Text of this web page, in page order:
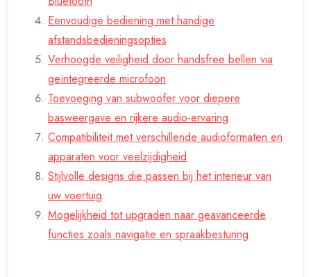
Eenvoudige bediening met handige
afstandsbedieningsopties
Verhoogde veiligheid door handsfree bellen via
geïntegreerde microfoon
Toevoeging van subwoofer voor diepere
basweergave en rijkere audio-ervaring
Compatibiliteit met verschillende audioformaten en
apparaten voor veelzijdigheid
Stijlvolle designs die passen bij het interieur van
uw voertuig
Mogelijkheid tot upgraden naar geavanceerde
functies zoals navigatie en spraakbesturing